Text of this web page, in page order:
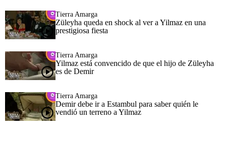
Tierra Amarga
Züleyha queda en shock al ver a Yilmaz en una
prestigiosa fiesta
Tierra Amarga
Yilmaz está convencido de que el hijo de Züleyha
es de Demir
Tierra Amarga
Demir debe ir a Estambul para saber quién le
vendió un terreno a Yilmaz